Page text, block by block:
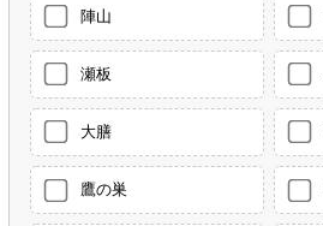
陣山
瀬板
大膳
鷹の巣